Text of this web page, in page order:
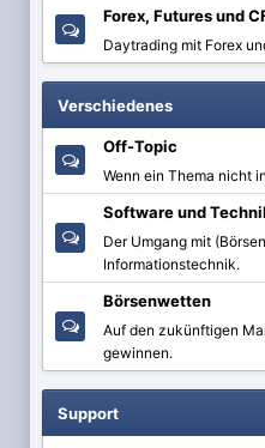
Forex, Futures und
Daytrading mit Forex
Verschiedenes
Off-Topic
Wenn ein Thema nicht
Software und
Der Umgang mit
Informationstechnik.
Börsenwetten
Auf den zukünftigen
gewinnen.
Support